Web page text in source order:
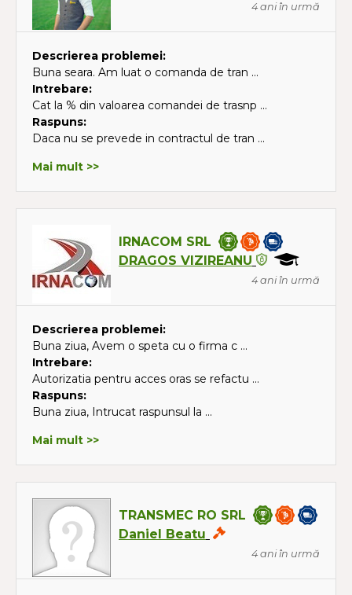
4 ani în urmă
Descrierea problemei:
Buna seara. Am luat o comanda de tran ...
Intrebare:
Cat la % din valoarea comandei de trasnp ...
Raspuns:
Daca nu se prevede in contractul de tran ...
Mai mult >>
IRNACOM SRL
DRAGOS VIZIREANU
4 ani în urmă
Descrierea problemei:
Buna ziua, Avem o speta cu o firma c ...
Intrebare:
Autorizatia pentru acces oras se refactu ...
Raspuns:
Buna ziua, Intrucat raspunsul la ...
Mai mult >>
TRANSMEC RO SRL
Daniel Beatu
4 ani în urmă